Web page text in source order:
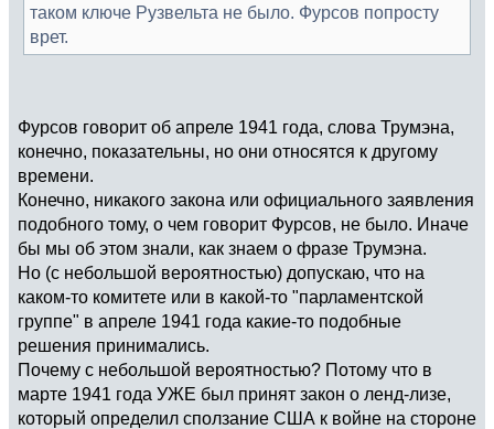
таком ключе Рузвельта не было. Фурсов попросту
врет.
Фурсов говорит об апреле 1941 года, слова Трумэна,
конечно, показательны, но они относятся к другому
времени.
Конечно, никакого закона или официального заявления
подобного тому, о чем говорит Фурсов, не было. Иначе
бы мы об этом знали, как знаем о фразе Трумэна.
Но (с небольшой вероятностью) допускаю, что на
каком-то комитете или в какой-то "парламентской
группе" в апреле 1941 года какие-то подобные
решения принимались.
Почему с небольшой вероятностью? Потому что в
марте 1941 года УЖЕ был принят закон о ленд-лизе,
который определил сползание США к войне на стороне